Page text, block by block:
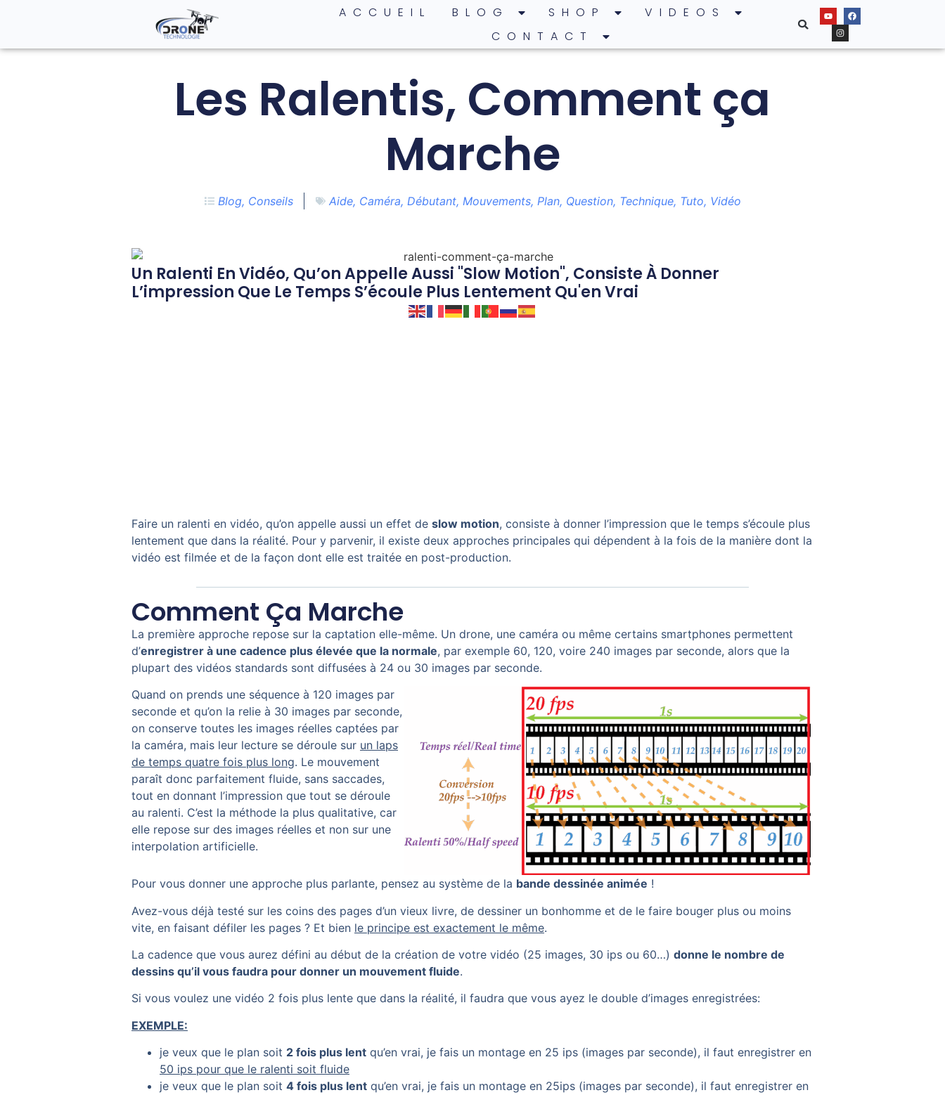
ACCUEIL BLOG SHOP
VIDEOS
CONTACT
Les Ralentis, Comment ça
Marche
Blog, Conseils Aide, Caméra, Débutant, Mouvements, Plan, Question, Technique, Tuto, Vidéo
Un Ralenti En Vidéo, Qu’on Appelle Aussi "slow Motion", Consiste À Donner
L’impression Que Le Temps S’écoule Plus Lentement Qu'en Vrai
Faire un ralenti en vidéo, qu’on appelle aussi un effet de slow motion, consiste à donner l’impression que le temps s’écoule plus
lentement que dans la réalité. Pour y parvenir, il existe deux approches principales qui dépendent à la fois de la manière dont la
vidéo est filmée et de la façon dont elle est traitée en post-production.
Comment Ça Marche
La première approche repose sur la captation elle-même. Un drone, une caméra ou même certains smartphones permettent
d’enregistrer à une cadence plus élevée que la normale, par exemple 60, 120, voire 240 images par seconde, alors que la
plupart des vidéos standards sont diffusées à 24 ou 30 images par seconde.
Quand on prends une séquence à 120 images par
seconde et qu’on la relie à 30 images par seconde,
on conserve toutes les images réelles captées par
la caméra, mais leur lecture se déroule sur un laps
de temps quatre fois plus long. Le mouvement
paraît donc parfaitement fluide, sans saccades,
tout en donnant l’impression que tout se déroule
au ralenti. C’est la méthode la plus qualitative, car
elle repose sur des images réelles et non sur une
interpolation artificielle.
Pour vous donner une approche plus parlante, pensez au système de la bande dessinée animée !
Avez-vous déjà testé sur les coins des pages d’un vieux livre, de dessiner un bonhomme et de le faire bouger plus ou moins
vite, en faisant défiler les pages ? Et bien le principe est exactement le même.
La cadence que vous aurez défini au début de la création de votre vidéo (25 images, 30 ips ou 60…) donne le nombre de
dessins qu’il vous faudra pour donner un mouvement fluide.
Si vous voulez une vidéo 2 fois plus lente que dans la réalité, il faudra que vous ayez le double d’images enregistrées:
EXEMPLE:
je veux que le plan soit 2 fois plus lent qu’en vrai, je fais un montage en 25 ips (images par seconde), il faut enregistrer en
50 ips pour que le ralenti soit fluide
je veux que le plan soit 4 fois plus lent qu’en vrai, je fais un montage en 25ips (images par seconde), il faut enregistrer en